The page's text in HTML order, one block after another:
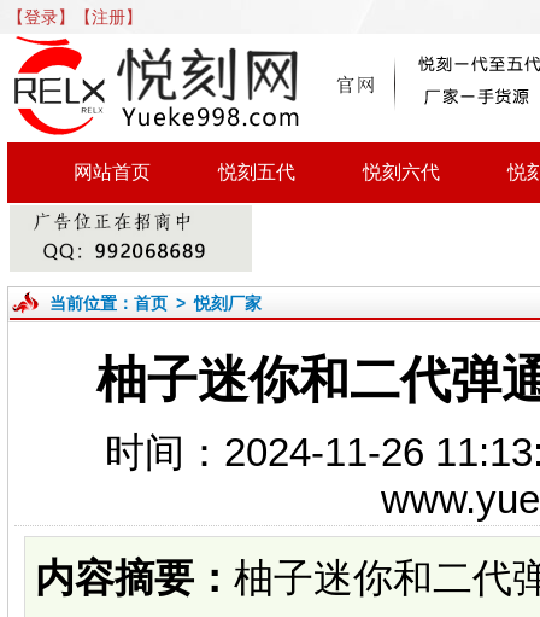
【登录】 【注册】
网站首页 悦刻五代 悦刻六代 悦
当前位置： 首页>悦刻厂家
柚子迷你和二代弹
时间：2024-11-26
内容摘要： 柚子迷你和二代